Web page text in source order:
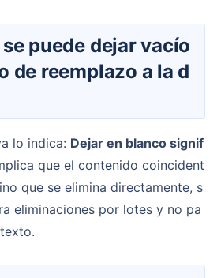
de reemplazo a la d
lo indica: Dejar en blanco signif
que el contenido coincident
que se elimina directamente, s
eliminaciones por lotes y no pa